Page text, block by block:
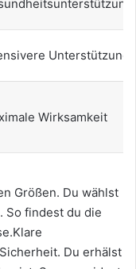
Unterstützung
Wirksamkeit
Größen. Du wählst
So findest du die
Du erhälst